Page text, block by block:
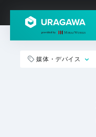
媒体・デバイス